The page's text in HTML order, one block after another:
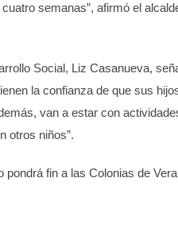
semanas”, afirmó el
Social, Liz Casanueva,
la confianza de que sus
van a estar con
otros niños”.
pondrá fin a las Colonias de